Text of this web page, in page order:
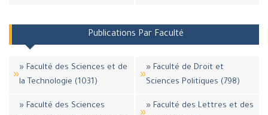
Publications Par Faculté
» Faculté des Sciences et de
la Technologie (1031)
» Faculté de Droit et
Sciences Politiques (798)
» Faculté des Sciences
» Faculté des Lettres et des